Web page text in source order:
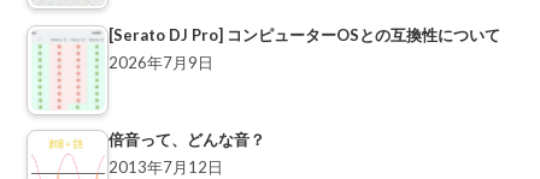
[Serato DJ Pro] コンピューターOSとの互換性について
2026年7月9日
倍音って、どんな音？
2013年7月12日